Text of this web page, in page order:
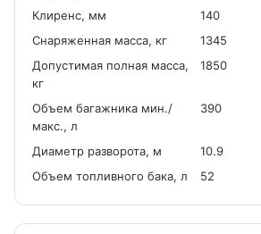
Клиренс, мм
140
Снаряженная масса, кг
1345
Допустимая полная масса,
кг
1850
Объем багажника мин./
макс., л
390
Диаметр разворота, м
10.9
Объем топливного бака, л
52